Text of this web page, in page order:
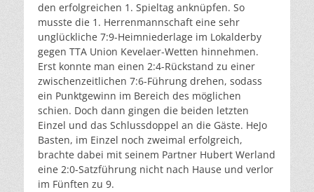
den erfolgreichen 1. Spieltag anknüpfen. So
musste die 1. Herrenmannschaft eine sehr
unglückliche 7:9-Heimniederlage im Lokalderby
gegen TTA Union Kevelaer-Wetten hinnehmen.
Erst konnte man einen 2:4-Rückstand zu einer
zwischenzeitlichen 7:6-Führung drehen, sodass
ein Punktgewinn im Bereich des möglichen
schien. Doch dann gingen die beiden letzten
Einzel und das Schlussdoppel an die Gäste. HeJo
Basten, im Einzel noch zweimal erfolgreich,
brachte dabei mit seinem Partner Hubert Werland
eine 2:0-Satzführung nicht nach Hause und verlor
im Fünften zu 9.